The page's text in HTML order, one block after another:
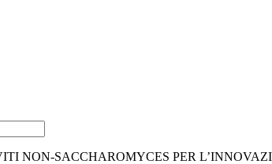
NON-SACCHAROMYCES PER